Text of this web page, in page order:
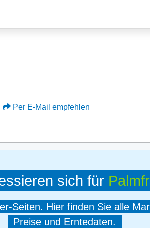
Per E-Mail empfehlen
sich für
Seiten. Hier finden Sie alle
Preise und Erntedaten.